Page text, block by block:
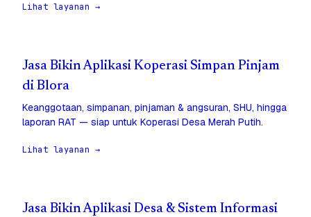
Lihat layanan →
Jasa Bikin Aplikasi Koperasi Simpan Pinjam
di Blora
Keanggotaan, simpanan, pinjaman & angsuran, SHU, hingga
laporan RAT — siap untuk Koperasi Desa Merah Putih.
Lihat layanan →
Jasa Bikin Aplikasi Desa & Sistem Informasi